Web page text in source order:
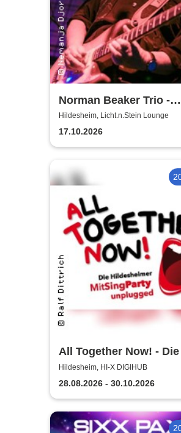
Norman Beaker Trio -
Licht.n.Stein Lounge
Hildesheim, Licht.n.Stein Lounge
17.10.2026
All Together Now! - Die
MitSingParty
Hildesheim, HI-X DIGIHUB
28.08.2026 - 30.10.2026